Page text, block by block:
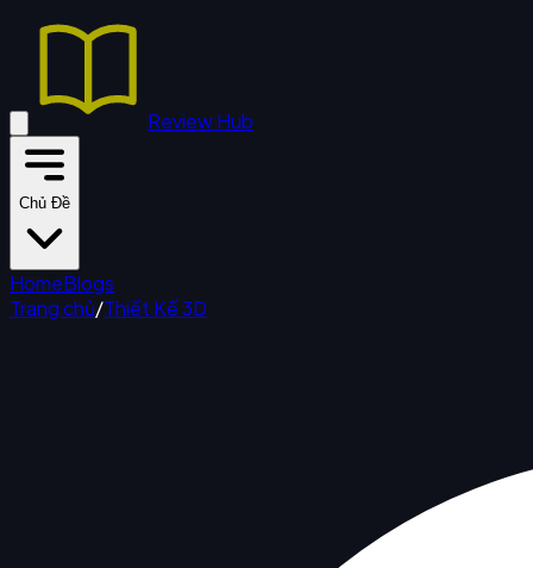
Review Hub
Chủ Đề
HomeBlogs
Trang chủ/Thiết Kế 3D